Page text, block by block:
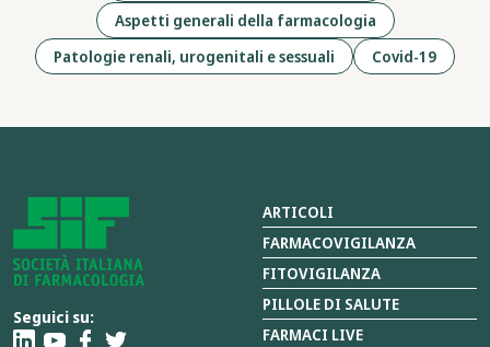
Aspetti generali della farmacologia
Patologie renali, urogenitali e sessuali
Covid-19
Seguici su:
ARTICOLI
FARMACOVIGILANZA
FITOVIGILANZA
PILLOLE DI SALUTE
FARMACI LIVE